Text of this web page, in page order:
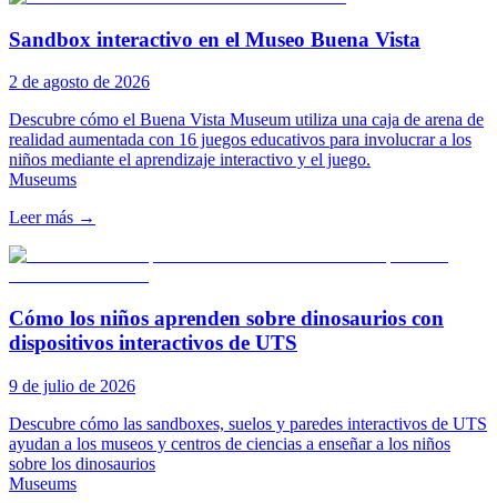
Sandbox interactivo en el Museo Buena Vista
2 de agosto de 2026
Descubre cómo el Buena Vista Museum utiliza una caja de arena de
realidad aumentada con 16 juegos educativos para involucrar a los
niños mediante el aprendizaje interactivo y el juego.
Museums
Leer más →
Cómo los niños aprenden sobre dinosaurios con
dispositivos interactivos de UTS
9 de julio de 2026
Descubre cómo las sandboxes, suelos y paredes interactivos de UTS
ayudan a los museos y centros de ciencias a enseñar a los niños
sobre los dinosaurios
Museums